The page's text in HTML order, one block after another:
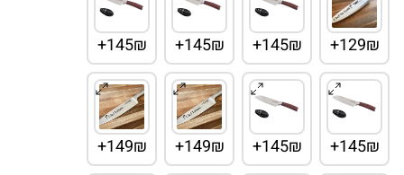
129₪+
145₪+
145₪+
145₪+
145₪+
145₪+
149₪+
149₪+